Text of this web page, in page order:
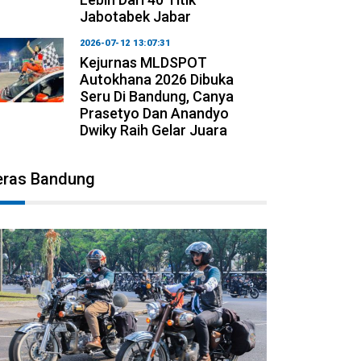
Jabotabek Jabar
2026-07-12 13:07:31
Kejurnas MLDSPOT
Autokhana 2026 Dibuka
Seru Di Bandung, Canya
Prasetyo Dan Anandyo
Dwiky Raih Gelar Juara
Bandung